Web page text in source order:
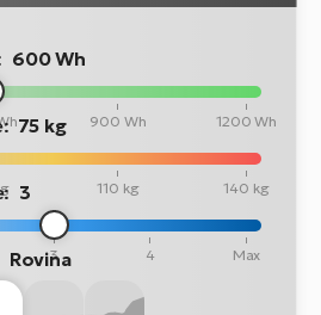
600 Wh
900 Wh 1200 Wh
75 kg
110 kg 140 kg
3
3 4 Max
Rovina